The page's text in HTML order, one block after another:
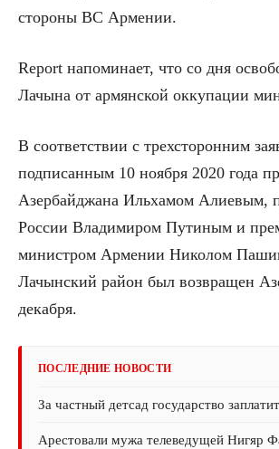
стороны ВС Армении.
Report напоминает, что со дня
Лачына от армянской оккупации
В соответствии с трехсторонним
подписанным 10 ноября 2020 года
Азербайджана Ильхамом Алиевым,
России Владимиром Путиным и
министром Армении Николом
Лачынский район был возвращен
декабря.
ПОСЛЕДНИЕ НОВОСТИ
За частный детсад государство
Арестовали мужа телеведущей Нигяр